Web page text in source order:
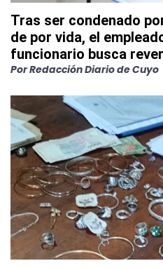
Tras ser condenado
de por vida, el
funcionario busca
PorRedacción Diario de Cuyo